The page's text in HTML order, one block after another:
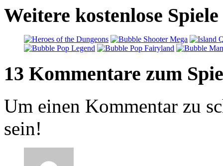
Weitere kostenlose
13 Kommentare zum
Um einen Kommentar zu
sein!